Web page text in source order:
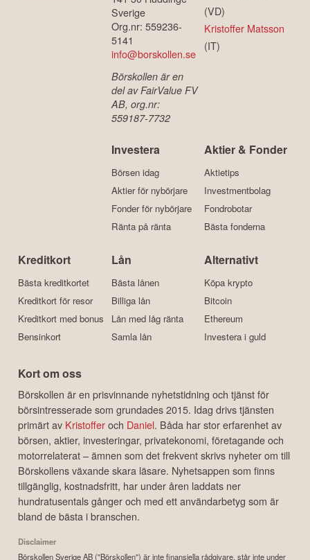
Sverige
Org.nr: 559236-
5141
info@borskollen.se
Börskollen är en
del av FairValue FV
AB, org.nr:
559187-7732
(VD)
Kristoffer Matsson
(IT)
Investera
Börsen idag
Aktier för nybörjare
Fonder för nybörjare
Ränta på ränta
Aktier & Fonder
Aktietips
Investmentbolag
Fondrobotar
Bästa fonderna
Kreditkort
Bästa kreditkortet
Kreditkort för resor
Kreditkort med bonus
Bensinkort
Lån
Bästa lånen
Billiga lån
Lån med låg ränta
Samla lån
Alternativt
Köpa krypto
Bitcoin
Ethereum
Investera i guld
Kort om oss
Börskollen är en prisvinnande nyhetstidning och tjänst för
börsintresserade som grundades 2015. Idag drivs tjänsten
primärt av Kristofferoch Daniel. Båda har stor erfarenhet av
börsen, aktier, investeringar, privatekonomi, företagande och
motorrelaterat – ämnen som det frekvent skrivs nyheter om till
Börskollens växande skara läsare. Nyhetsappen som finns
tillgänglig, kostnadsfritt, har under åren laddats ner
hundratusentals gånger och med ett användarbetyg som är
bland de bästa i branschen.
Disclaimer
Börskollen Sverige AB ("Börskollen") är inte finansiella rådgivare, står inte under